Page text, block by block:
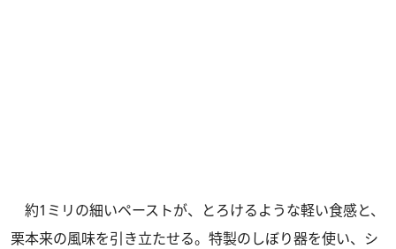
約1ミリの細いペーストが、とろけるような軽い食感と、
栗本来の風味を引き立たせる。特製のしぼり器を使い、シ